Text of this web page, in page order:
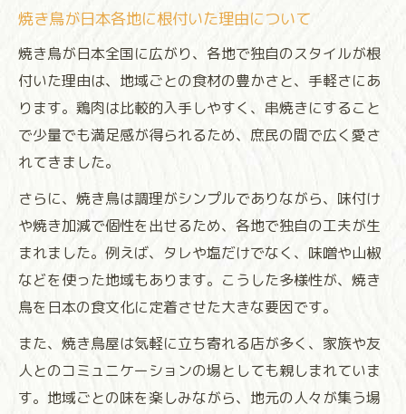
焼き鳥が日本各地に根付いた理由について
焼き鳥が日本全国に広がり、各地で独自のスタイルが根
付いた理由は、地域ごとの食材の豊かさと、手軽さにあ
ります。鶏肉は比較的入手しやすく、串焼きにすること
で少量でも満足感が得られるため、庶民の間で広く愛さ
れてきました。
さらに、焼き鳥は調理がシンプルでありながら、味付け
や焼き加減で個性を出せるため、各地で独自の工夫が生
まれました。例えば、タレや塩だけでなく、味噌や山椒
などを使った地域もあります。こうした多様性が、焼き
鳥を日本の食文化に定着させた大きな要因です。
また、焼き鳥屋は気軽に立ち寄れる店が多く、家族や友
人とのコミュニケーションの場としても親しまれていま
す。地域ごとの味を楽しみながら、地元の人々が集う場